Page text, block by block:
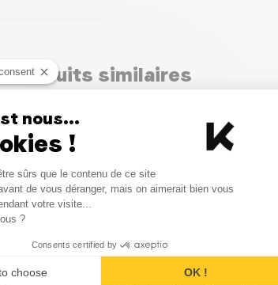
Produits similaires
)
Amandes Sans
Ecomil 4.7(7)
Boisson Amandes
nous...
!
Management
sûrs que le contenu de ce site
de vous déranger, mais on aimerait bien vous
votre visite...
?
Consents certified by
choose OK !
Axeptio consent